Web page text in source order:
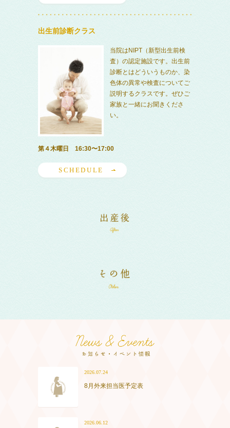
出生前診断クラス
当院はNIPT（新型出生前検
査）の認定施設です。出生前
診断とはどういうものか、染
色体の異常や検査についてご
説明するクラスです。ぜひご
家族と一緒にお聞きくださ
い。
第４木曜日 16:30〜17:00
SCHEDULE
2026.07.24
8月外来担当医予定表
2026.06.12